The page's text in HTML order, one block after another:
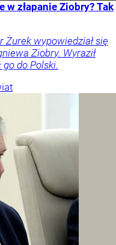
złapanie Ziobry? Tak
wypowiedział się
Ziobry. Wyraził
do Polski.